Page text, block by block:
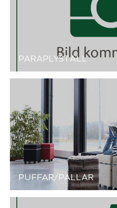
PARAPLYSTÄLL
PUFFAR/PALLAR